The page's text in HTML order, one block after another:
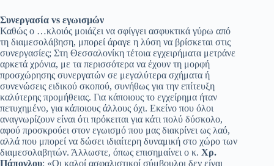
Συνεργασία vs εγωισμών
Καθώς ο …κλοιός μοιάζει να σφίγγει ασφυκτικά γύρω από
τη διαμεσολάβηση, μπορεί άραγε η λύση να βρίσκεται στις
συνεργασίες; Στη Θεσσαλονίκη τέτοια εγχειρήματα μετράνε
αρκετά χρόνια, με τα περισσότερα να έχουν τη μορφή
προσχώρησης συνεργατών σε μεγαλύτερα σχήματα ή
συνενώσεις ειδικού σκοπού, συνήθως για την επίτευξη
καλύτερης προμήθειας. Για κάποιους το εγχείρημα ήταν
πετυχημένο, για κάποιους άλλους όχι. Εκείνο που όλοι
αναγνωρίζουν είναι ότι πρόκειται για κάτι πολύ δύσκολο,
αφού προσκρούει στον εγωισμό που μας διακρίνει ως λαό,
αλλά που μπορεί να δώσει ιδιαίτερη δυναμική στο χώρο των
διαμεσολαβητών. Άλλωστε, όπως επισημαίνει ο κ. Χρ.
Πάπογλου: «Οι καλοί ασφαλιστικοί σύμβουλοι δεν είναι